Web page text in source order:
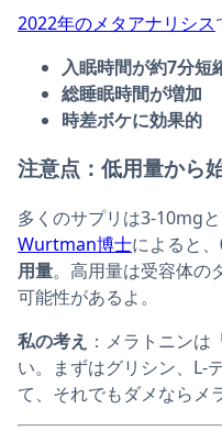
2022年のメタアナリシス
入眠時間が約7分短
総睡眠時間が増加
時差ボケに効果的
注意点：低用量から
多くのサプリは3-10mgと
Wurtman博士によると、
用量。高用量は受容体の
可能性があるよ。
私の考え ：メラトニン
い。まずはグリシン、L-
て、それでもダメならメ